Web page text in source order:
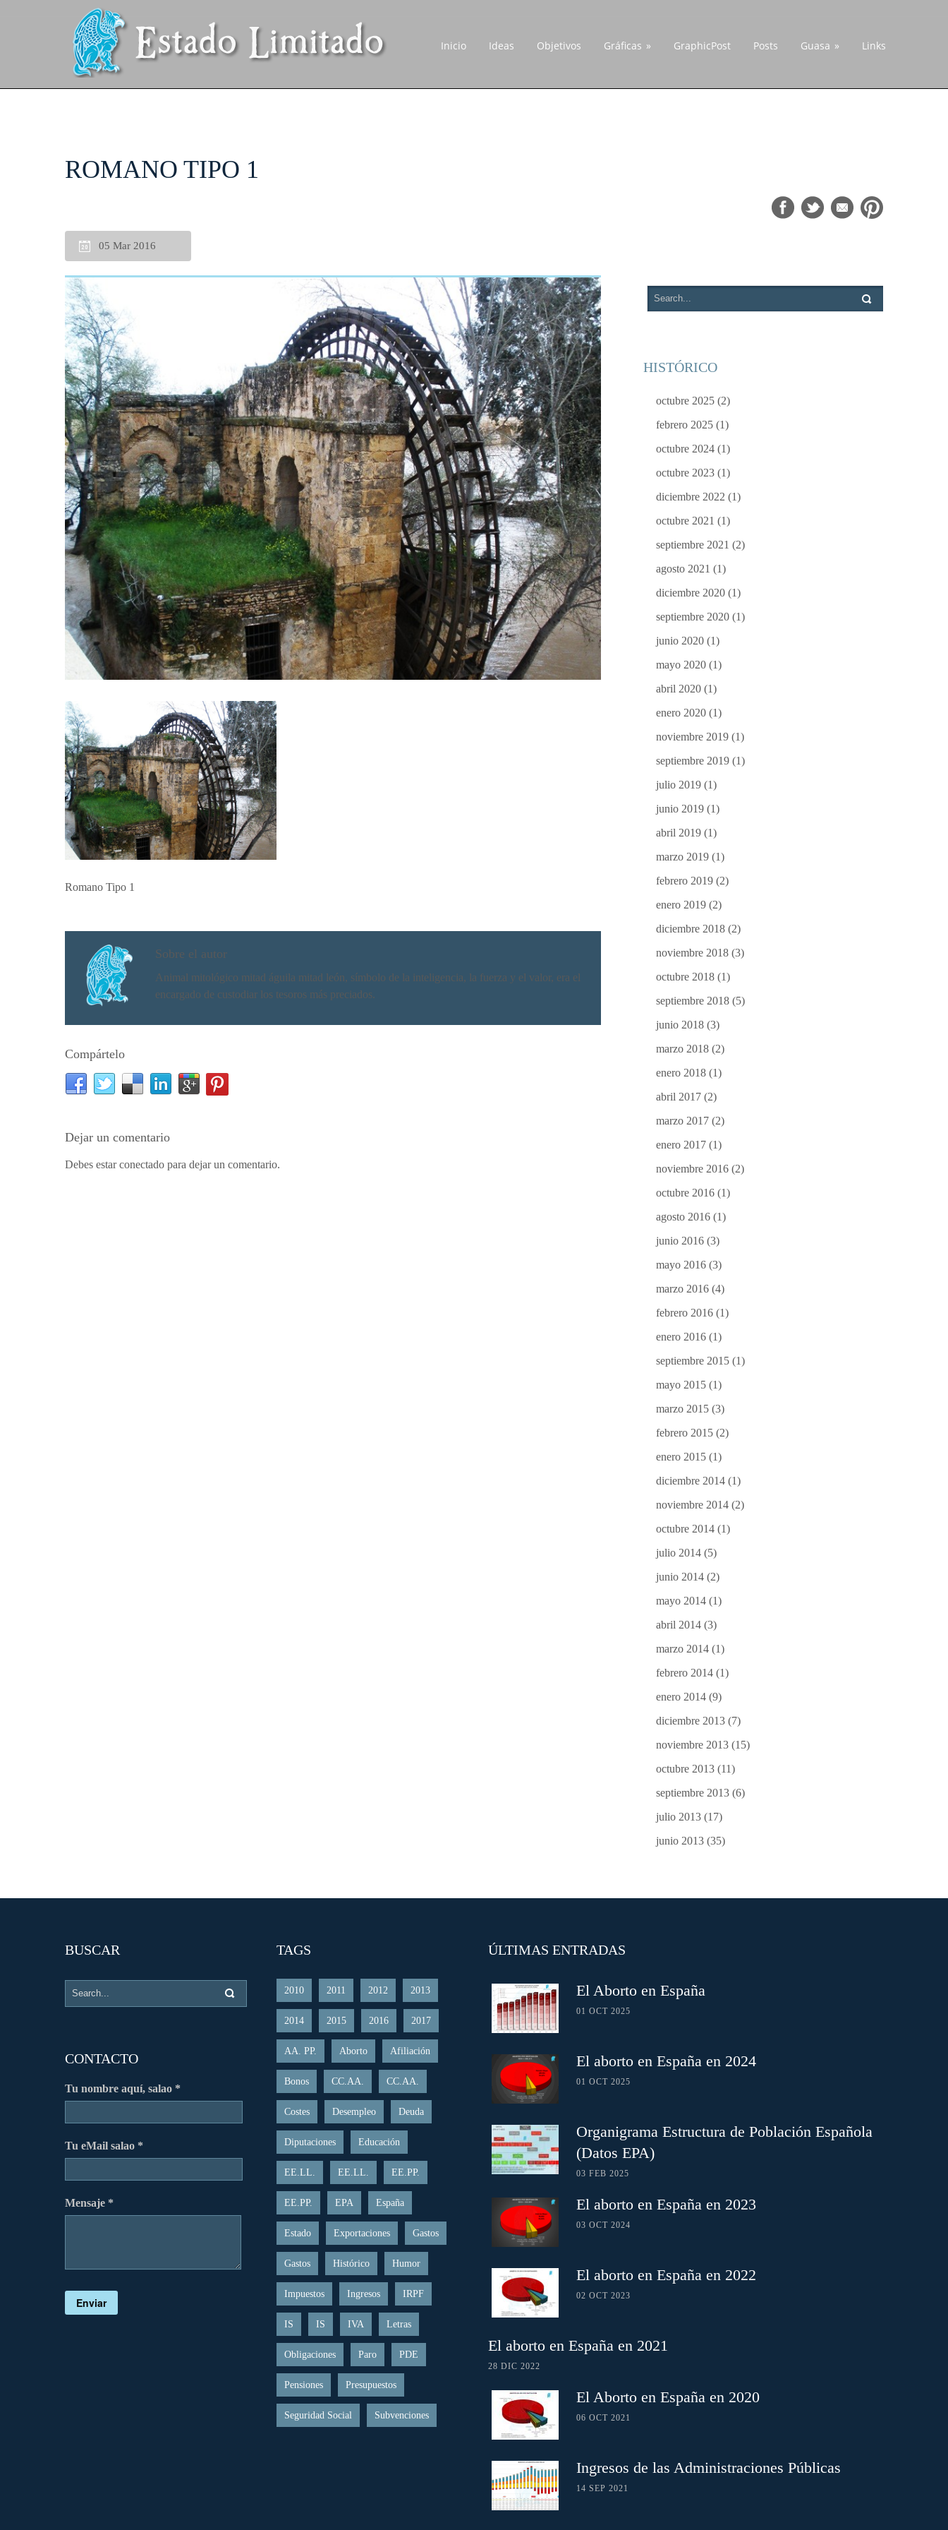
Inicio Ideas Objetivos Gráficas » GraphicPost Posts Guasa » Links
ROMANO TIPO 1
05 Mar 2016
Romano Tipo 1
Sobre el autor
Animal mitológico mitad águila mitad león, símbolo de la inteligencia, la fuerza y el valor, era el
encargado de custodiar los tesoros más preciados.
Compártelo
Dejar un comentario
Debes estar conectado para dejar un comentario.
HISTÓRICO
octubre 2025 (2)
febrero 2025 (1)
octubre 2024 (1)
octubre 2023 (1)
diciembre 2022 (1)
octubre 2021 (1)
septiembre 2021 (2)
agosto 2021 (1)
diciembre 2020 (1)
septiembre 2020 (1)
junio 2020 (1)
mayo 2020 (1)
abril 2020 (1)
enero 2020 (1)
noviembre 2019 (1)
septiembre 2019 (1)
julio 2019 (1)
junio 2019 (1)
abril 2019 (1)
marzo 2019 (1)
febrero 2019 (2)
enero 2019 (2)
diciembre 2018 (2)
noviembre 2018 (3)
octubre 2018 (1)
septiembre 2018 (5)
junio 2018 (3)
marzo 2018 (2)
enero 2018 (1)
abril 2017 (2)
marzo 2017 (2)
enero 2017 (1)
noviembre 2016 (2)
octubre 2016 (1)
agosto 2016 (1)
junio 2016 (3)
mayo 2016 (3)
marzo 2016 (4)
febrero 2016 (1)
enero 2016 (1)
septiembre 2015 (1)
mayo 2015 (1)
marzo 2015 (3)
febrero 2015 (2)
enero 2015 (1)
diciembre 2014 (1)
noviembre 2014 (2)
octubre 2014 (1)
julio 2014 (5)
junio 2014 (2)
mayo 2014 (1)
abril 2014 (3)
marzo 2014 (1)
febrero 2014 (1)
enero 2014 (9)
diciembre 2013 (7)
noviembre 2013 (15)
octubre 2013 (11)
septiembre 2013 (6)
julio 2013 (17)
junio 2013 (35)
BUSCAR
CONTACTO
Tu nombre aquí, salao *
Tu eMail salao *
Mensaje *
Enviar
TAGS
2010 2011 2012 2013
2014 2015 2016 2017
AA. PP. Aborto Afiliación
Bonos CC.AA. CC.AA.
Costes Desempleo Deuda
Diputaciones Educación
EE.LL. EE.LL. EE.PP.
EE.PP. EPA España
Estado Exportaciones Gastos
Gastos Histórico Humor
Impuestos Ingresos IRPF
IS IS IVA Letras
Obligaciones Paro PDE
Pensiones Presupuestos
Seguridad Social Subvenciones
ÚLTIMAS ENTRADAS
El Aborto en España
01 OCT 2025
El aborto en España en 2024
01 OCT 2025
Organigrama Estructura de Población Española
(Datos EPA)
03 FEB 2025
El aborto en España en 2023
03 OCT 2024
El aborto en España en 2022
02 OCT 2023
El aborto en España en 2021
28 DIC 2022
El Aborto en España en 2020
06 OCT 2021
Ingresos de las Administraciones Públicas
14 SEP 2021